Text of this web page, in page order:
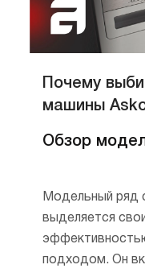
Почему
машины
Обзор
Модельный ряд
выделяется
подходом. Он